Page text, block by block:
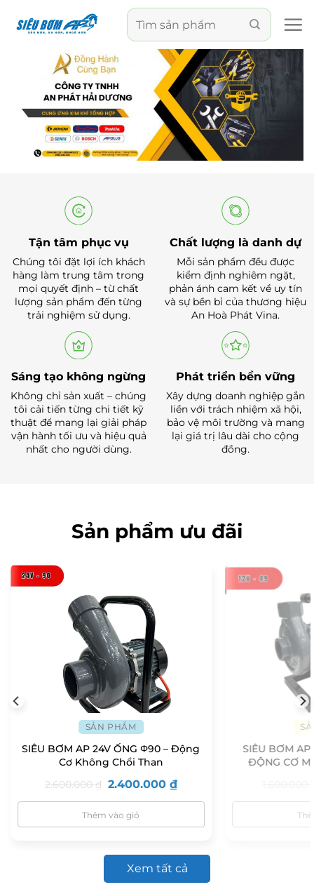
đến
Search
for:
Tận tâm phục vụ
Chúng tôi đặt lợi ích khách
hàng làm trung tâm trong
mọi quyết định – từ chất
lượng sản phẩm đến từng
trải nghiệm sử dụng.
Chất lượng là danh dự
Mỗi sản phẩm đều được
kiểm định nghiêm ngặt,
phản ánh cam kết về uy tín
và sự bền bỉ của thương hiệu
An Hoà Phát Vina.
Sáng tạo không ngừng
Không chỉ sản xuất – chúng
tôi cải tiến từng chi tiết kỹ
thuật để mang lại giải pháp
vận hành tối ưu và hiệu quả
nhất cho người dùng.
Phát triển bền vững
Xây dựng doanh nghiệp gắn
liền với trách nhiệm xã hội,
bảo vệ môi trường và mang
lại giá trị lâu dài cho cộng
đồng.
Sản phẩm ưu đãi
SẢN PHẨM
SIÊU BƠM AP 24V ỐNG Φ90 – Động
Cơ Không Chổi Than
2.600.000₫ 2.400.000 ₫
Thêm vào giỏ
SIÊU BƠM
ĐỘNG CƠ
Xem tất cả